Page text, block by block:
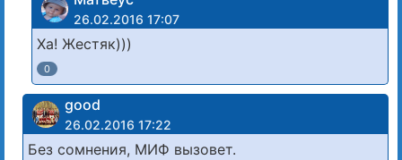
26.02.2016 17:07
Ха! Жестяк)))
0
good
26.02.2016 17:22
Без сомнения, МИФ вызовет.